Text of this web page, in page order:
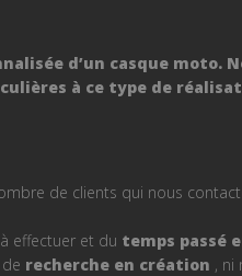
d’un casque moto.
à ce type de
de clients qui nous
effectuer et du temps passé
recherche en création , ni